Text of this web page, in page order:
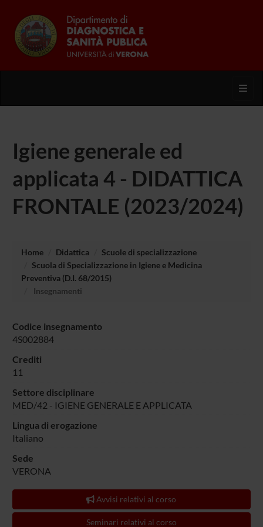
Igiene generale ed
applicata 4 - DIDATTICA
FRONTALE (2023/2024)
Home Didattica
Scuole di specializzazione
Scuola di Specializzazione in Igiene e Medicina
Preventiva (D.I. 68/2015)
Insegnamenti
Codice insegnamento
4S002884
Crediti
11
Settore disciplinare
MED/42 - IGIENE GENERALE E APPLICATA
Lingua di erogazione
Italiano
Sede
VERONA
Avvisi relativi al corso
Seminari relativi al corso